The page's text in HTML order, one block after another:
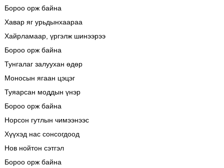
Бороо орж байна
Хавар яг урьдынхаараа
Хайрламаар, үргэлж шинээрээ
Бороо орж байна
Тунгалаг залуухан өдөр
Моносын ягаан цэцэг
Туяарсан моддын үнэр
Бороо орж байна
Норсон гутлын чимээнээс
Хүүхэд нас сонсогдоод
Нов нойтон сэтгэл
Бороо орж байна